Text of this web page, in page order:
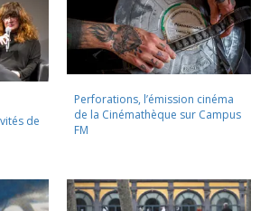
de
Perforations, l’émission cinéma
de la Cinémathèque sur Campus
FM